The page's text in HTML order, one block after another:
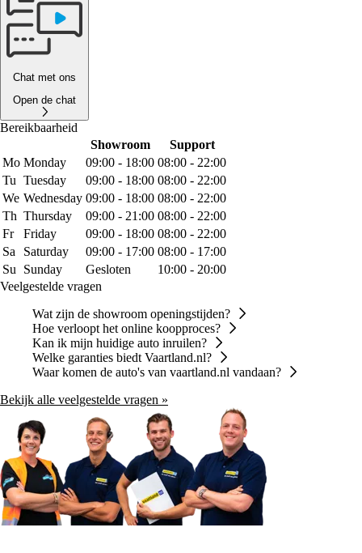
Chat met ons
Open de chat
Bereikbaarheid
Showroom
Support
Mo Monday 09:00 - 18:00 08:00 - 22:00
Tu Tuesday 09:00 - 18:00 08:00 - 22:00
We Wednesday 09:00 - 18:00 08:00 - 22:00
Th Thursday 09:00 - 21:00 08:00 - 22:00
Fr
Friday 09:00 - 18:00 08:00 - 22:00
Sa
Saturday 09:00 - 17:00 08:00 - 17:00
Su
Sunday Gesloten
10:00 - 20:00
Veelgestelde vragen
Wat zijn de showroom openingstijden?
Hoe verloopt het online koopproces?
Kan ik mijn huidige auto inruilen?
Welke garanties biedt Vaartland.nl?
Waar komen de auto's van vaartland.nl vandaan?
Bekijk alle veelgestelde vragen »